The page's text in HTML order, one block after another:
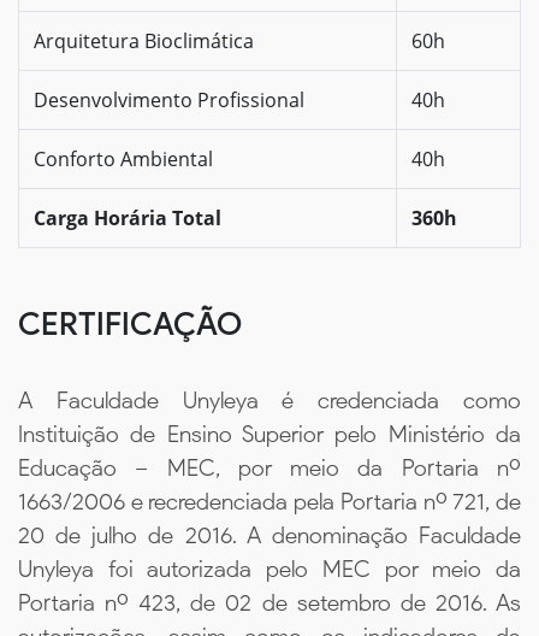
Arquitetura Bioclimática 60h
Desenvolvimento Profissional 40h
Conforto Ambiental 40h
Carga Horária Total 360h
CERTIFICAÇÃO
A Faculdade Unyleya é credenciada como
Instituição de Ensino Superior pelo Ministério da
Educação – MEC, por meio da Portaria nº
1663/2006 e recredenciada pela Portaria nº 721, de
20 de julho de 2016. A denominação Faculdade
Unyleya foi autorizada pelo MEC por meio da
Portaria nº 423, de 02 de setembro de 2016. As